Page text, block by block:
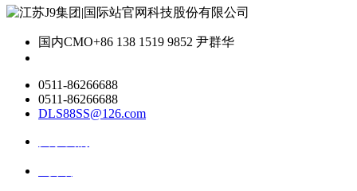
国内CMO+86 138 1519 9852 尹群华
0511-86266688
0511-86266688
DLS88SS@126.com